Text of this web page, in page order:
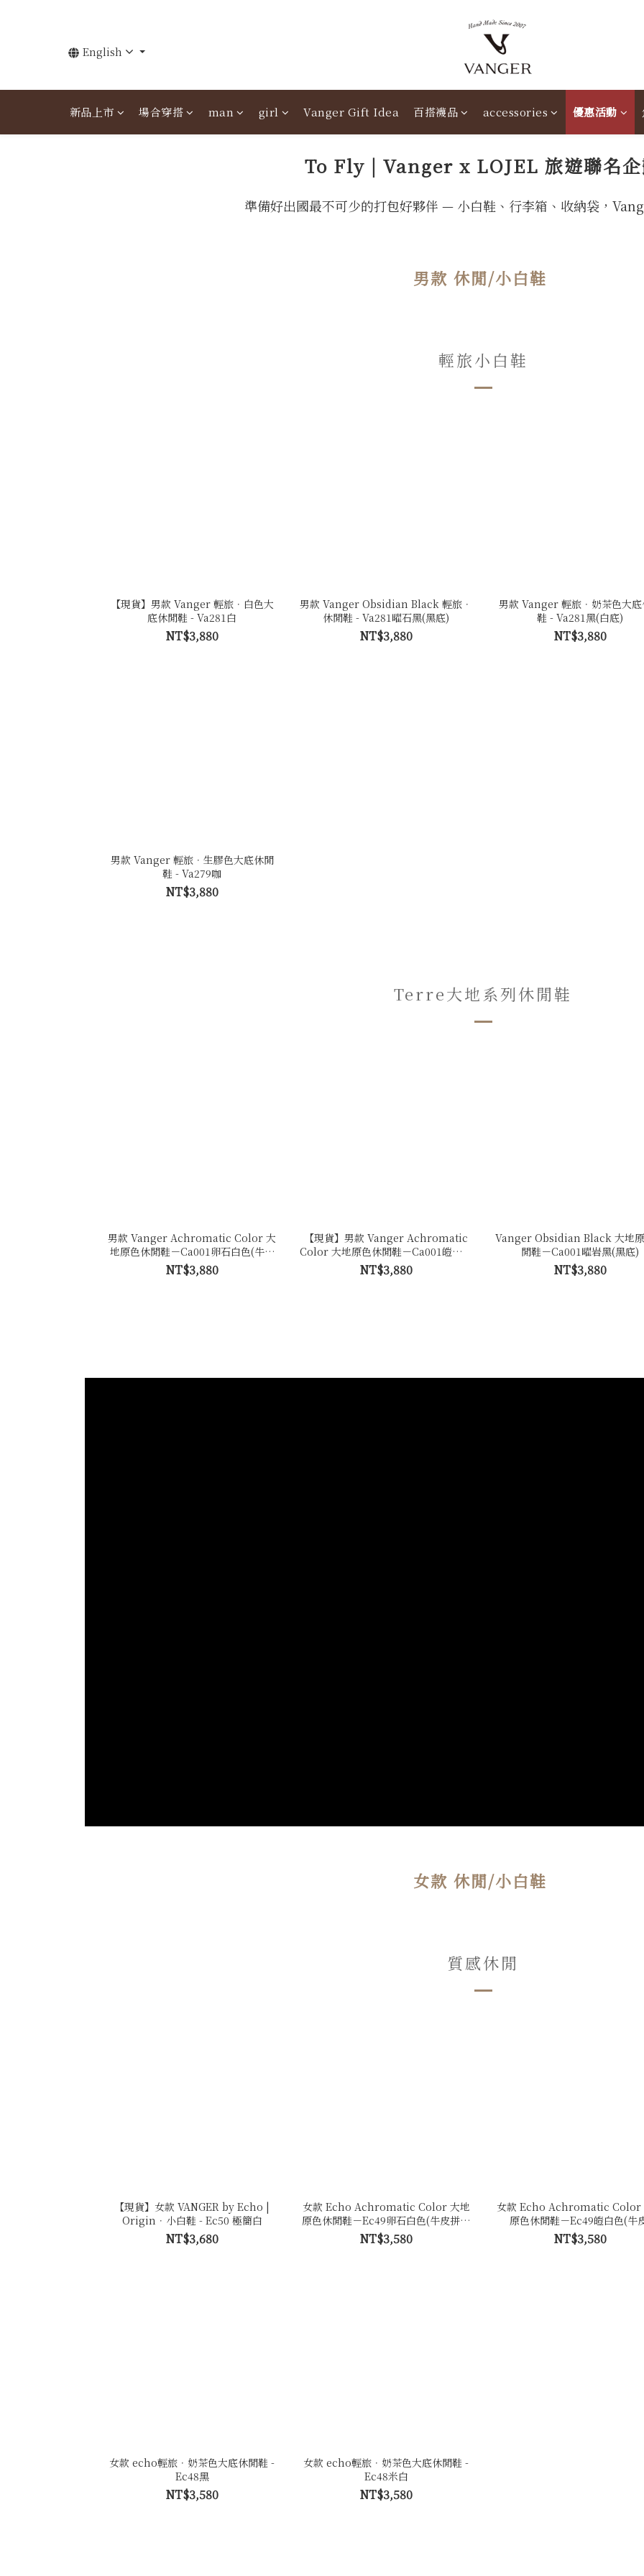
新品上市 場合穿搭 man girl Vanger Gift Idea 百搭襪品 accessories 優惠活動
English
To Fly | Vanger x LOJEL 旅遊聯名
準備好出國最不可少的打包好夥伴 — 小白鞋、行李箱、收納袋，
男款 休閒/小白鞋
輕旅小白鞋
【現貨】男款 Vanger 輕旅．白色大
底休閒鞋 - Va281白
NT$3,880
男款 Vanger Obsidian Black 輕旅．
休閒鞋 - Va281曜石黑(黑底)
NT$3,880
男款 Vanger 輕旅．奶茶色大底
鞋 - Va281黑(白底)
NT$3,880
男款 Vanger 輕旅．生膠色大底休閒
鞋 - Va279咖
NT$3,880
Terre大地系列休閒鞋
男款 Vanger Achromatic Color 大
地原色休閒鞋－Ca001卵石白色(牛皮
拼接反毛皮)
NT$3,880
【現貨】男款 Vanger Achromatic
Color 大地原色休閒鞋－Ca001皚白色
(牛皮)
NT$3,880
Vanger Obsidian Black 大地
閒鞋－Ca001曜岩黑(黑底)
NT$3,880
女款 休閒/小白鞋
質感休閒
【現貨】女款 VANGER by Echo |
Origin．小白鞋 - Ec50 極簡白
NT$3,680
女款 Echo Achromatic Color 大地
原色休閒鞋－Ec49卵石白色(牛皮拼接
反毛皮)
NT$3,580
女款 Echo Achromatic Color
原色休閒鞋－Ec49皚白色(牛
NT$3,580
女款 echo輕旅．奶茶色大底休閒鞋 -
Ec48黑
NT$3,580
女款 echo輕旅．奶茶色大底休閒鞋 -
Ec48米白
NT$3,580